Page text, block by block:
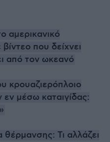
αμερικανικό
που δείχνει
από τον ωκεανό
κρουαζιερόπλοιο
εν μέσω καταιγίδας:
θέρμανσης: Τι αλλάζει